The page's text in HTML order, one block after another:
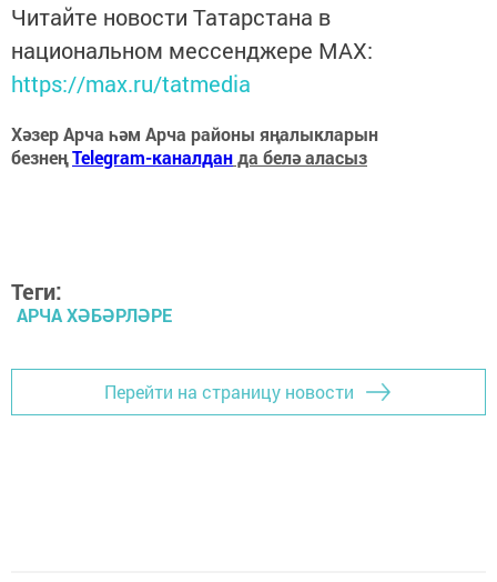
Читайте новости Татарстана в
национальном мессенджере MАХ:
https://max.ru/tatmedia
Хәзер Арча һәм Арча районы яңалыкларын
безнеңTelegram-каналданда белә аласыз
Теги:
АРЧА ХӘБӘРЛӘРЕ
Перейти на страницу новости